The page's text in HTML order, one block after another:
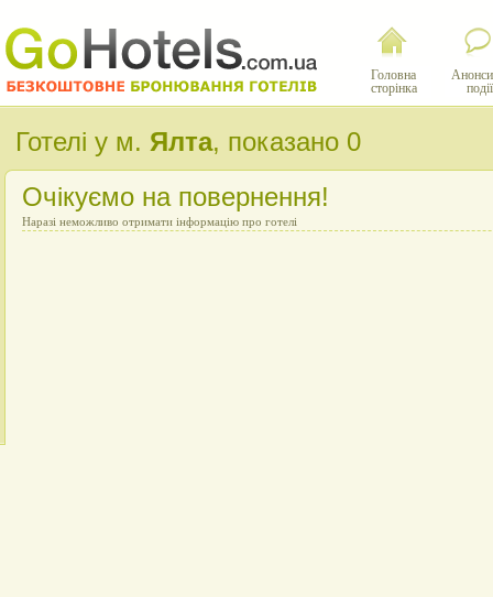
Головна
сторінка
події
Готелі у м. Ялта, показано 0
Очікуємо на повернення!
Наразі неможливо отримати інформацію про готелі